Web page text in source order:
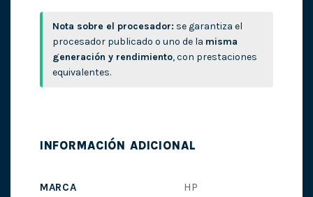
Nota sobre el procesador: se garantiza el
procesador publicado o uno de la misma
generación y rendimiento, con prestaciones
equivalentes.
INFORMACIÓN ADICIONAL
MARCA
HP